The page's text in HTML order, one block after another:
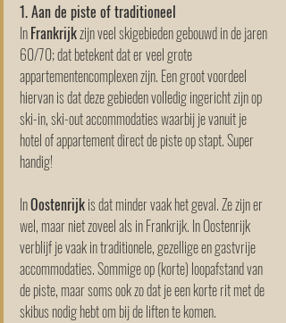
1. Aan de piste of traditioneel
In Frankrijk zijn veel skigebieden gebouwd in de jaren
60/70; dat betekent dat er veel grote
appartementencomplexen zijn. Een groot voordeel
hiervan is dat deze gebieden volledig ingericht zijn op
ski-in, ski-out accommodaties waarbij je vanuit je
hotel of appartement direct de piste op stapt. Super
handig!
In Oostenrijk is dat minder vaak het geval. Ze zijn er
wel, maar niet zoveel als in Frankrijk. In Oostenrijk
verblijf je vaak in traditionele, gezellige en gastvrije
accommodaties. Sommige op (korte) loopafstand van
de piste, maar soms ook zo dat je een korte rit met de
skibus nodig hebt om bij de liften te komen.